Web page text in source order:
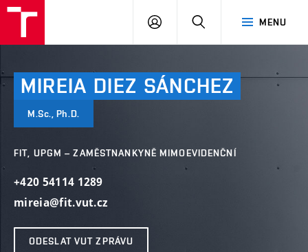
MENU
PŘIHLÁSIT
MIREIA DIEZ SÁNCHEZ
M.Sc., Ph.D.
FIT, UPGM – ZAMĚSTNANKYNĚ MIMOEVIDENČNÍ
+420 54114 1289
mireia@fit.vut.cz
ODESLAT VUT ZPRÁVU